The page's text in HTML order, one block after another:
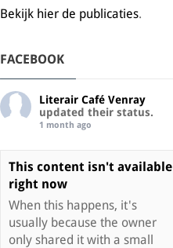
Bekijk hier de publicaties.
FACEBOOK
Literair Café Venray
updated their status.
1 month ago
This content isn't available
right now
When this happens, it's
usually because the owner
only shared it with a small